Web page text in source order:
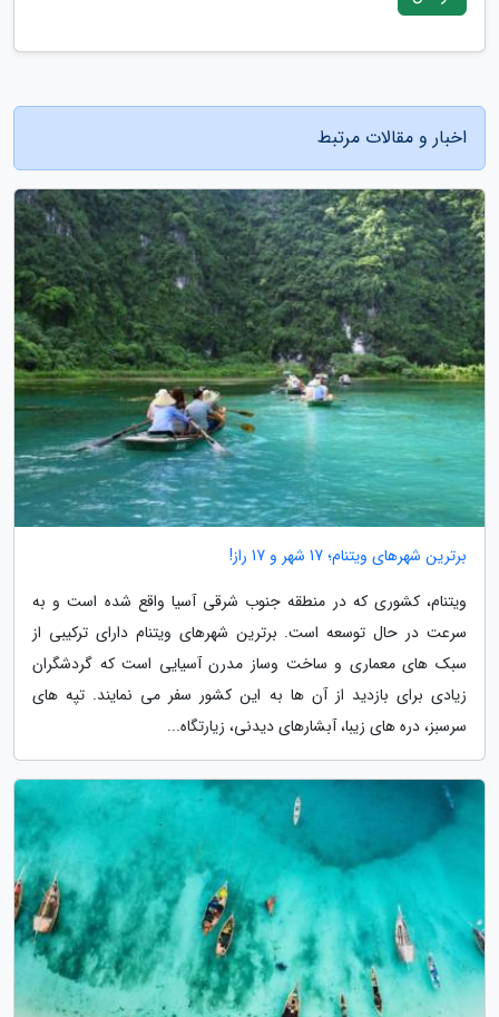
اخبار و مقالات مرتبط
برترین شهرهای ویتنام؛ 17 شهر و 17 راز!
ویتنام، کشوری که در منطقه جنوب شرقی آسیا واقع شده است و به
سرعت در حال توسعه است. برترین شهرهای ویتنام دارای ترکیبی از
سبک های معماری و ساخت وساز مدرن آسیایی است که گردشگران
زیادی برای بازدید از آن ها به این کشور سفر می نمایند. تپه های
سرسبز، دره های زیبا، آبشارهای دیدنی، زیارتگاه...